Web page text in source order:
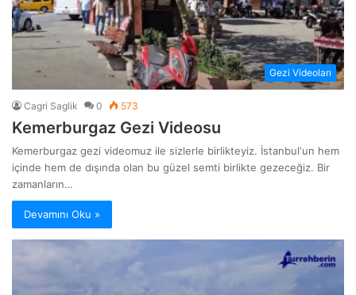
Gezi Videoları
Cagri Saglik 0 573
Kemerburgaz Gezi Videosu
Kemerburgaz gezi videomuz ile sizlerle birlikteyiz. İstanbul‘un hem
içinde hem de dışında olan bu güzel semti birlikte gezeceğiz. Bir
zamanların…
Devamını Oku »